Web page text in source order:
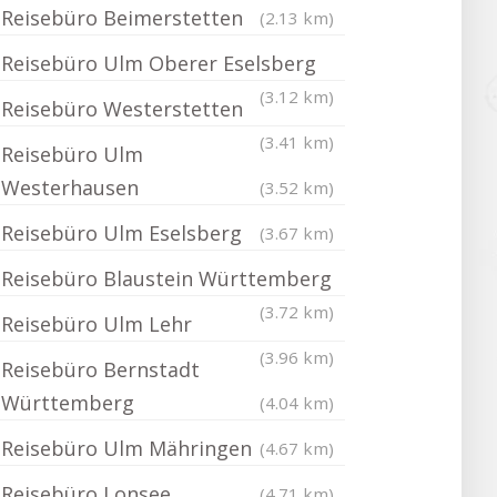
Reisebüro Beimerstetten (2.13 km)
Reisebüro Ulm Oberer Eselsberg
(3.12 km)
Reisebüro Westerstetten
(3.41 km)
Reisebüro Ulm
Westerhausen
(3.52 km)
Reisebüro Ulm Eselsberg (3.67 km)
Reisebüro Blaustein Württemberg
(3.72 km)
Reisebüro Ulm Lehr
(3.96 km)
Reisebüro Bernstadt
Württemberg
(4.04 km)
Reisebüro Ulm Mähringen (4.67 km)